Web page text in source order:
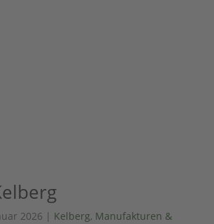
2026 | Kelberg, Manufakturen &